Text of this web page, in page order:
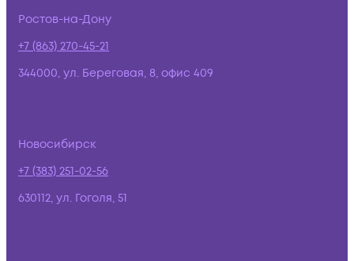
Ростов-на-Дону
+7 (863) 270-45-21
344000, ул. Береговая, 8, офис 409
Новосибирск
+7 (383) 251-02-56
630112, ул. Гоголя, 51